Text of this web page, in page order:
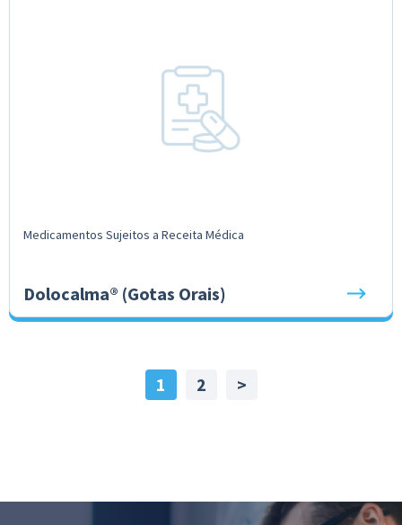
Medicamentos Sujeitos a Receita Médica
Dolocalma® (Gotas Orais)
1 2 >